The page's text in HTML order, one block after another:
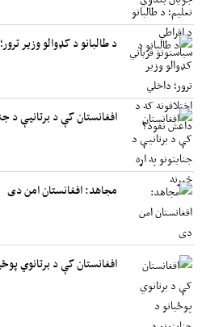
د طالبانو د کډوالو وزیر
افغانستان کې د برتانیې د
مجاهد: افغانستان امن دی
افغانستان کې د برتانوي